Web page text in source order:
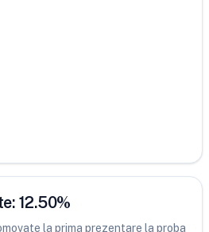
12.50%
la prima prezentare la proba